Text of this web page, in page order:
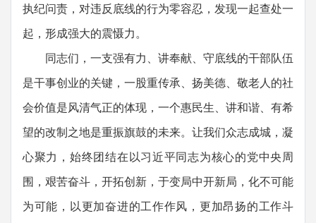
执纪问责，对违反底线的行为零容忍，发现一起查处一
起，形成强大的震慑力。
同志们，一支强有力、讲奉献、守底线的干部队伍
是干事创业的关键，一股重传承、扬美德、敬老人的社
会价值是风清气正的体现，一个惠民生、讲和谐、有希
望的改制之地是重振旗鼓的未来。让我们众志成城，凝
心聚力，始终团结在以习近平同志为核心的党中央周
围，艰苦奋斗，开拓创新，于变局中开新局，化不可能
为可能，以更加奋进的工作作风，更加昂扬的工作斗